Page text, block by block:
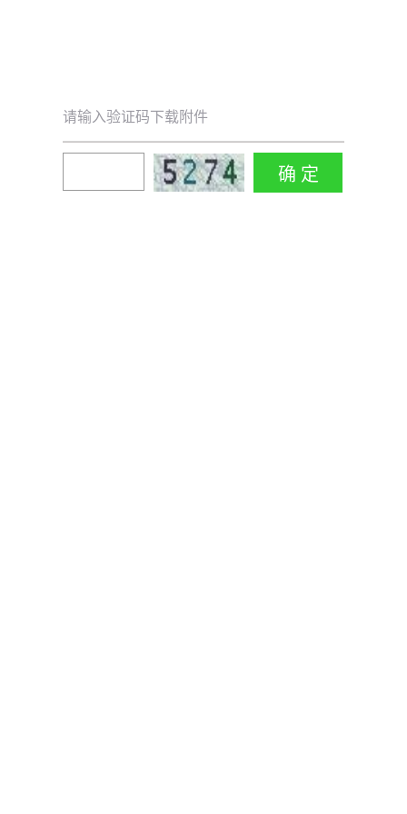
请输入验证码下载附件